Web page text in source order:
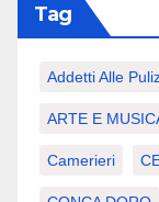
Tag
Addetti Alle
ARTE E
Camerieri